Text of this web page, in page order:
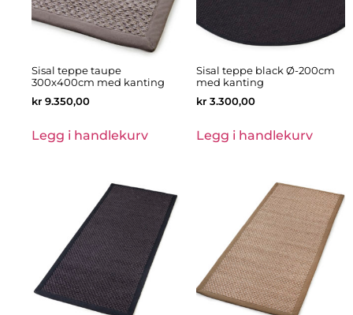
Sisal teppe taupe
300x400cm med kanting
kr 9.350,00
Legg i handlekurv
Sisal teppe black Ø-200cm
med kanting
kr 3.300,00
Legg i handlekurv